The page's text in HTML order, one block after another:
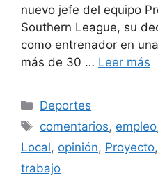
nuevo jefe del equipo
Southern League, su
como entrenador en
más de 30 … Leer más
Categorías
Deportes
Etiquetas
comentarios, empleo
Local, opinión, Proyecto,
trabajo